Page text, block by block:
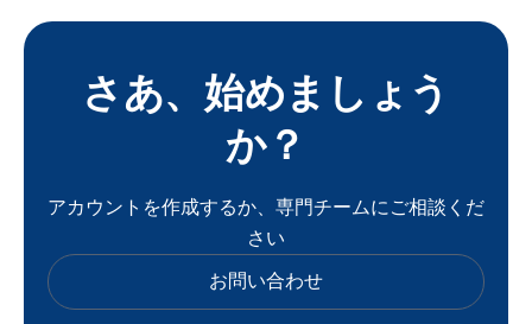
さあ、始めましょう
か？
アカウントを作成するか、専門チームにご相談くだ
さい
お問い合わせ